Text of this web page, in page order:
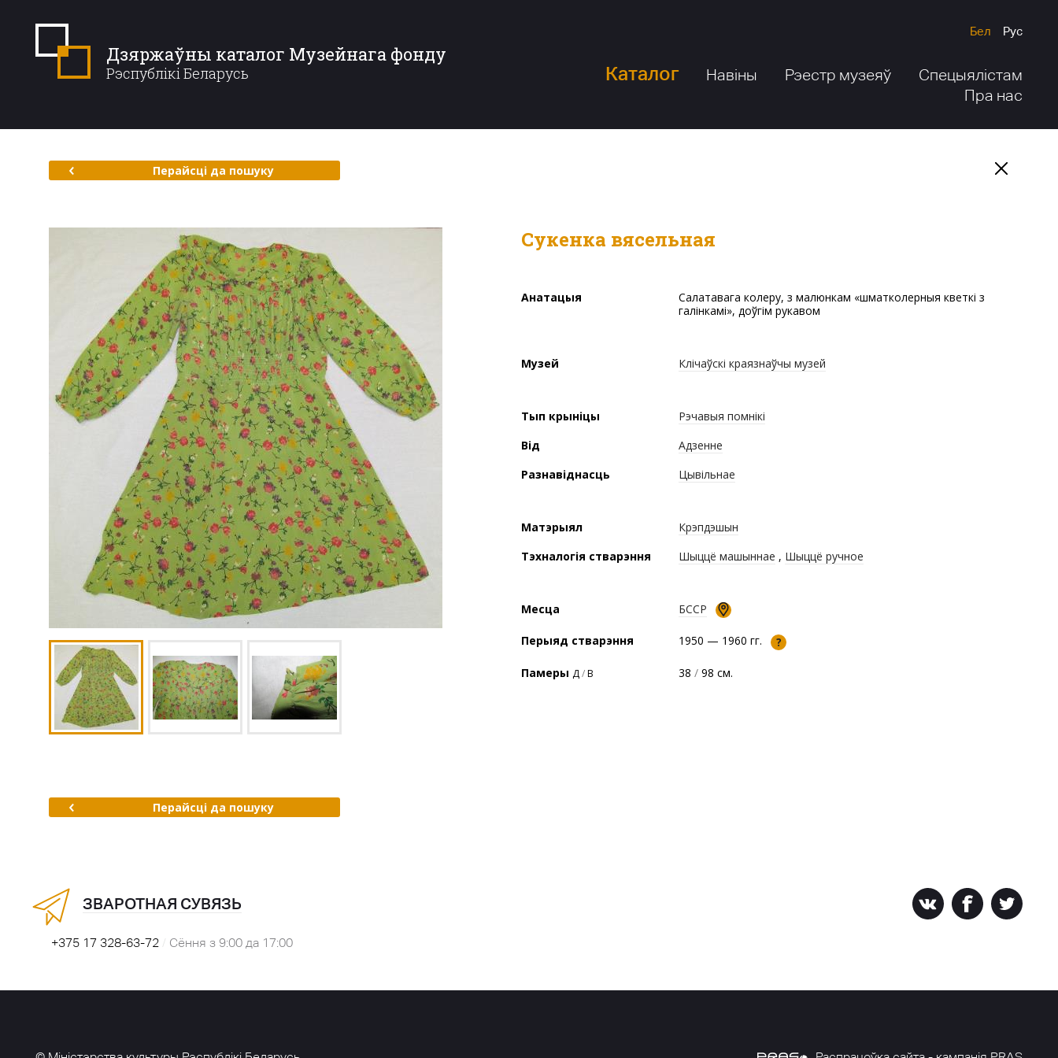
Дзяржаўны каталог Музейнага фонду
Рэспублікі Беларусь
Бел Рус
Каталог Навіны Рэестр музеяў
Спецыялістам
Пра нас
Перайсці да пошуку
Сукенка вясельная
Анатацыя
Салатавага колеру, з малюнкам «шматколерныя кветкі з
галінкамі», доўгім рукавом
Музей Клічаўскі краязнаўчы музей
Тып крыніцы
Рэчавыя помнікі
Від
Адзенне
Разнавіднасць
Цывільнае
Матэрыял
Крэпдэшын
Тэхналогія стварэння
Шыццё машыннае , Шыццё ручное
Месца БССР
Перыяд стварэння 1950 — 1960 гг. ?
Памеры Д/В 38 / 98 см.
Перайсці да пошуку
ЗВАРОТНАЯ СУВЯЗЬ
+375 17 328-63-72 / Сёння з 9:00 да 17:00